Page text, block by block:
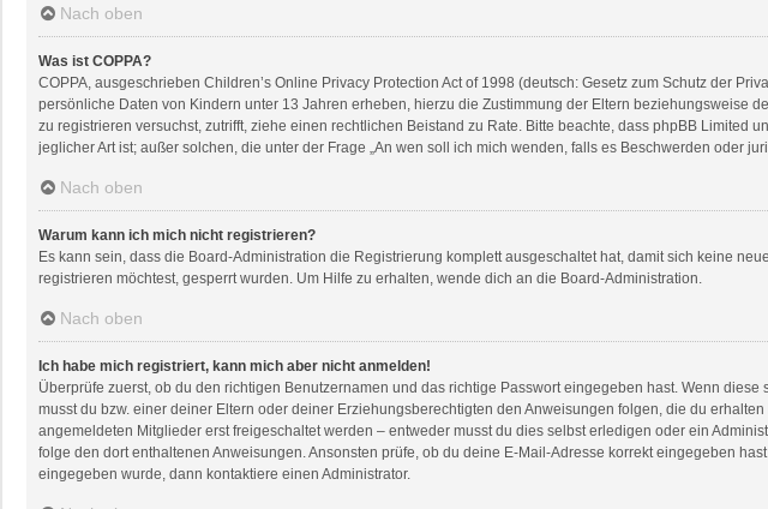
Nach oben
Was ist COPPA?
COPPA, ausgeschrieben Children’s Online Privacy Protection Act of 1998 (deutsch: Gesetz zum Schutz der
persönliche Daten von Kindern unter 13 Jahren erheben, hierzu die Zustimmung der Eltern beziehungsweise
zu registrieren versuchst, zutrifft, ziehe einen rechtlichen Beistand zu Rate. Bitte beachte, dass phpBB
jeglicher Art ist; außer solchen, die unter der Frage „An wen soll ich mich wenden, falls es Beschwerden oder
Nach oben
Warum kann ich mich nicht registrieren?
Es kann sein, dass die Board-Administration die Registrierung komplett ausgeschaltet hat, damit sich keine
registrieren möchtest, gesperrt wurden. Um Hilfe zu erhalten, wende dich an die Board-Administration.
Nach oben
Ich habe mich registriert, kann mich aber nicht anmelden!
Überprüfe zuerst, ob du den richtigen Benutzernamen und das richtige Passwort eingegeben hast. Wenn
musst du bzw. einer deiner Eltern oder deiner Erziehungsberechtigten den Anweisungen folgen, die du
angemeldeten Mitglieder erst freigeschaltet werden – entweder musst du dies selbst erledigen oder ein
folge den dort enthaltenen Anweisungen. Ansonsten prüfe, ob du deine E-Mail-Adresse korrekt eingegeben
eingegeben wurde, dann kontaktiere einen Administrator.